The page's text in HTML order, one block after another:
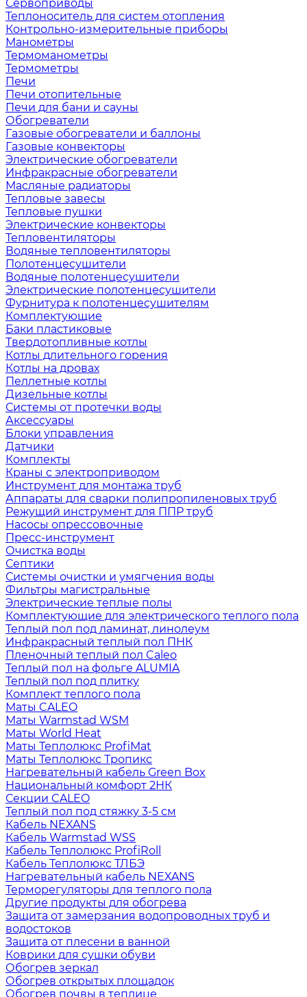
Сервоприводы
Теплоноситель для систем отопления
Контрольно-измерительные приборы
Манометры
Термоманометры
Термометры
Печи
Печи отопительные
Печи для бани и сауны
Обогреватели
Газовые обогреватели и баллоны
Газовые конвекторы
Электрические обогреватели
Инфракрасные обогреватели
Масляные радиаторы
Тепловые завесы
Тепловые пушки
Электрические конвекторы
Тепловентиляторы
Водяные тепловентиляторы
Полотенцесушители
Водяные полотенцесушители
Электрические полотенцесушители
Фурнитура к полотенцесушителям
Комплектующие
Баки пластиковые
Твердотопливные котлы
Котлы длительного горения
Котлы на дровах
Пеллетные котлы
Дизельные котлы
Системы от протечки воды
Аксессуары
Блоки управления
Датчики
Комплекты
Краны с электроприводом
Инструмент для монтажа труб
Аппараты для сварки полипропиленовых труб
Режущий инструмент для ППР труб
Насосы опрессовочные
Пресс-инструмент
Очистка воды
Септики
Системы очистки и умягчения воды
Фильтры магистральные
Электрические теплые полы
Комплектующие для электрического теплого пола
Теплый пол под ламинат, линолеум
Инфракрасный теплый пол ПНК
Пленочный теплый пол Caleo
Теплый пол на фольге ALUMIA
Теплый пол под плитку
Комплект теплого пола
Маты CALEO
Маты Warmstad WSM
Маты World Heat
Маты Теплолюкс ProfiMat
Маты Теплолюкс Тропикс
Нагревательный кабель Green Box
Национальный комфорт 2НК
Секции CALEO
Теплый пол под стяжку 3-5 см
Кабель NEXANS
Кабель Warmstad WSS
Кабель Теплолюкс ProfiRoll
Кабель Теплолюкс ТЛБЭ
Нагревательный кабель NEXANS
Терморегуляторы для теплого пола
Другие продукты для обогрева
Защита от замерзания водопроводных труб и
водостоков
Защита от плесени в ванной
Коврики для сушки обуви
Обогрев зеркал
Обогрев открытых площадок
Обогрев почвы в теплице